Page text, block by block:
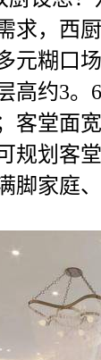
求，西
元糊口
高约3。
客堂面宽
规划客
脚家庭